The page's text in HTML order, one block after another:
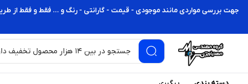
جهت بررسی مواردی مانند موجودی - قیمت - گارانتی - رنگ و ... فقط و فقط از